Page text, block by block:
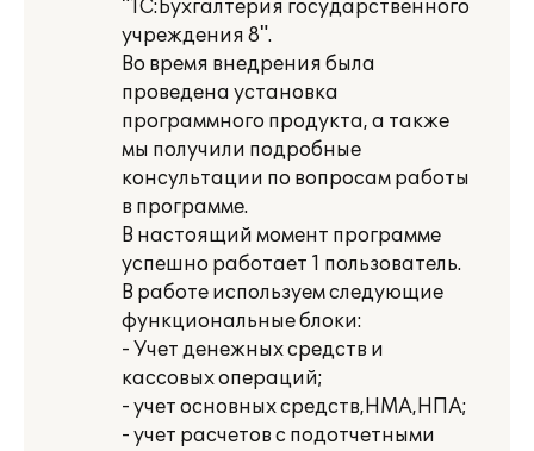
"1С:Бухгалтерия государственного
учреждения 8".
Во время внедрения была
проведена установка
программного продукта, а также
мы получили подробные
консультации по вопросам работы
в программе.
В настоящий момент программе
успешно работает 1 пользователь.
В работе используем следующие
функциональные блоки:
- Учет денежных средств и
кассовых операций;
- учет основных средств,НМА,НПА;
- учет расчетов с подотчетными